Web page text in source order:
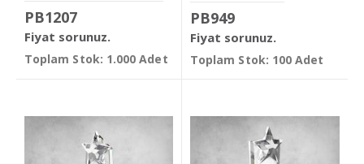
PB1207
Fiyat sorunuz.
Toplam Stok: 1.000 Adet
PB949
Fiyat sorunuz.
Toplam Stok: 100 Adet